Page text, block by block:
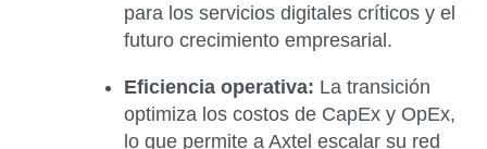
para los servicios digitales críticos y el
futuro crecimiento empresarial.
Eficiencia operativa: La transición
optimiza los costos de CapEx y OpEx,
lo que permite a Axtel escalar su red